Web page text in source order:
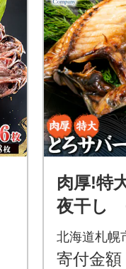
肉厚!特
夜干し
s408-040
北海道札幌
寄付金額